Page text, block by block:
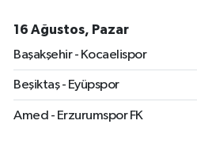
16 Ağustos, Pazar
Başakşehir - Kocaelispor
Beşiktaş - Eyüpspor
Amed - Erzurumspor FK